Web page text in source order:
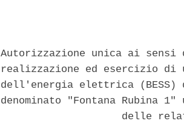
Autorizzazione unica ai
realizzazione ed esercizio di
dell'energia elettrica
denominato "Fontana Rubina
delle